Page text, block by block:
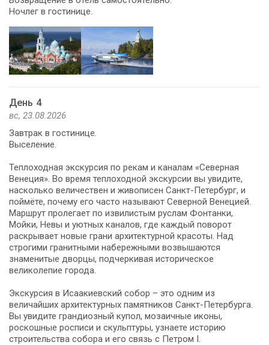
Ночлег в гостинице.
День 4
вс, 23.08.2026
Завтрак в гостинице.
Выселение.
Теплоходная экскурсия по рекам и каналам «Северная
Венеция». Во время теплоходной экскурсии вы увидите,
насколько величествен и живописен Санкт-Петербург, и
поймёте, почему его часто называют Северной Венецией.
Маршрут пролегает по извилистым руслам Фонтанки,
Мойки, Невы и уютных каналов, где каждый поворот
раскрывает новые грани архитектурной красоты. Над
строгими гранитными набережными возвышаются
знаменитые дворцы, подчеркивая историческое
великолепие города.
Экскурсия в Исаакиевский собор – это одним из
величайших архитектурных памятников Санкт-Петербурга.
Вы увидите грандиозный купол, мозаичные иконы,
роскошные росписи и скульптуры, узнаете историю
строительства собора и его связь с Петром I.